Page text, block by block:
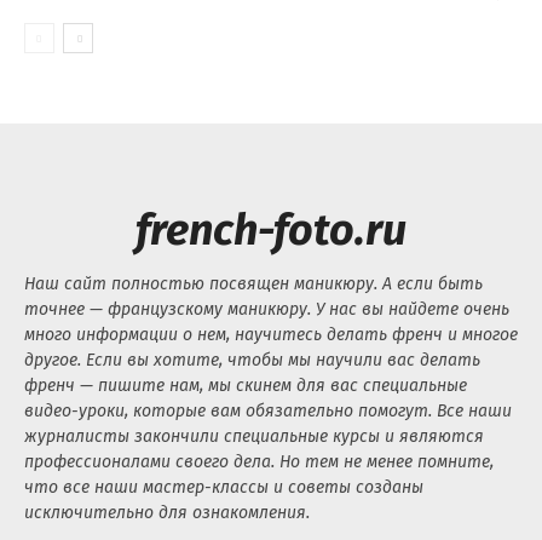
french-foto.ru
Наш сайт полностью посвящен маникюру. А если быть
точнее — французскому маникюру. У нас вы найдете очень
много информации о нем, научитесь делать френч и многое
другое. Если вы хотите, чтобы мы научили вас делать
френч — пишите нам, мы скинем для вас специальные
видео-уроки, которые вам обязательно помогут. Все наши
журналисты закончили специальные курсы и являются
профессионалами своего дела. Но тем не менее помните,
что все наши мастер-классы и советы созданы
исключительно для ознакомления.